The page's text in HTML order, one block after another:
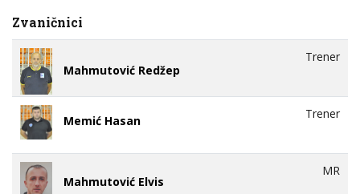
Zvaničnici
Mahmutović Redžep
Trener
Memić Hasan Trener
Mahmutović Elvis
MR